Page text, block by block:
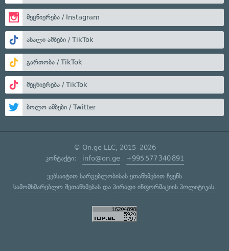
მეცნიერება / Instagram
ახალი ამბები / TikTok
გართობა / TikTok
მეცნიერება / TikTok
ბოლო ამბები / Twitter
© On.ge LLC, 2015–2026
კონტაქტი: info@on.ge +995 577 340 891
ვებსაიტით სარგებლობისას ეთანხმებით ჩვენს
სამომხმარებლო შეთანხმებასდა პირადი ინფორმაციის პოლიტიკას.